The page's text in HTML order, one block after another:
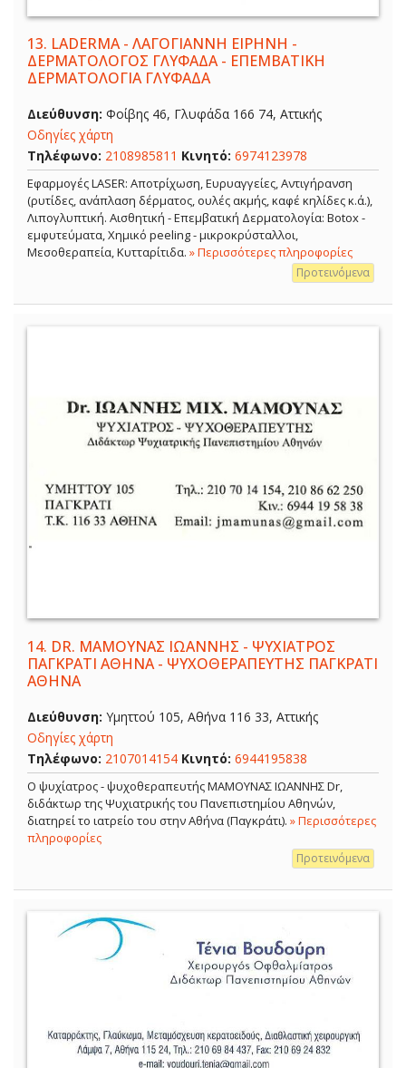
13. LADERMA - ΛΑΓΟΓΙΑΝΝΗ ΕΙΡΗΝΗ -
ΔΕΡΜΑΤΟΛΟΓΟΣ ΓΛΥΦΑΔΑ - ΕΠΕΜΒΑΤΙΚΗ
ΔΕΡΜΑΤΟΛΟΓΙΑ ΓΛΥΦΑΔΑ
Διεύθυνση: Φοίβης 46, Γλυφάδα 166 74, Αττικής
Οδηγίες χάρτη
Τηλέφωνο: 2108985811 Κινητό: 6974123978
Εφαρμογές LASER: Αποτρίχωση, Ευρυαγγείες, Αντιγήρανση
(ρυτίδες, ανάπλαση δέρματος, ουλές ακμής, καφέ κηλίδες κ.ά.),
Λιπογλυπτική. Αισθητική - Επεμβατική Δερματολογία: Botox -
εμφυτεύματα, Χημικό peeling - μικροκρύσταλλοι,
Μεσοθεραπεία, Κυτταρίτιδα. » Περισσότερες πληροφορίες
Προτεινόμενα
14. DR. ΜΑΜΟΥΝΑΣ ΙΩΑΝΝΗΣ - ΨΥΧΙΑΤΡΟΣ
ΠΑΓΚΡΑΤΙ ΑΘΗΝΑ - ΨΥΧΟΘΕΡΑΠΕΥΤΗΣ ΠΑΓΚΡΑΤΙ
ΑΘΗΝΑ
Διεύθυνση: Υμηττού 105, Αθήνα 116 33, Αττικής
Οδηγίες χάρτη
Τηλέφωνο: 2107014154 Κινητό: 6944195838
Ο ψυχίατρος - ψυχοθεραπευτής ΜΑΜΟΥΝΑΣ ΙΩΑΝΝΗΣ Dr,
διδάκτωρ της Ψυχιατρικής του Πανεπιστημίου Αθηνών,
διατηρεί το ιατρείο του στην Αθήνα (Παγκράτι). » Περισσότερες
πληροφορίες
Προτεινόμενα